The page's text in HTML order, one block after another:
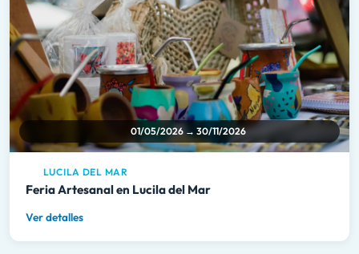
01/05/2026 → 30/11/2026
LUCILA DEL MAR
Feria Artesanal en Lucila del Mar
Ver detalles